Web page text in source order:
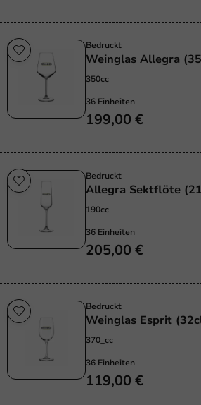
Bedruckt
Weinglas Allegra
350cc
36 Einheiten
199,00 €
Bedruckt
Allegra Sektflöte
190cc
36 Einheiten
205,00 €
Bedruckt
Weinglas Esprit
370_cc
36 Einheiten
119,00 €